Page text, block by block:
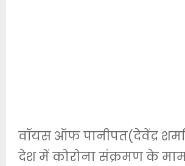
वॉयस ऑफ पानीपत(देवेंद्र
देश में कोरोना संक्रमण के